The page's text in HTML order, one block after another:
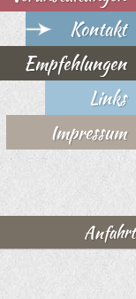
Kontakt
Empfehlungen
Links
Impressum
Anfahrt